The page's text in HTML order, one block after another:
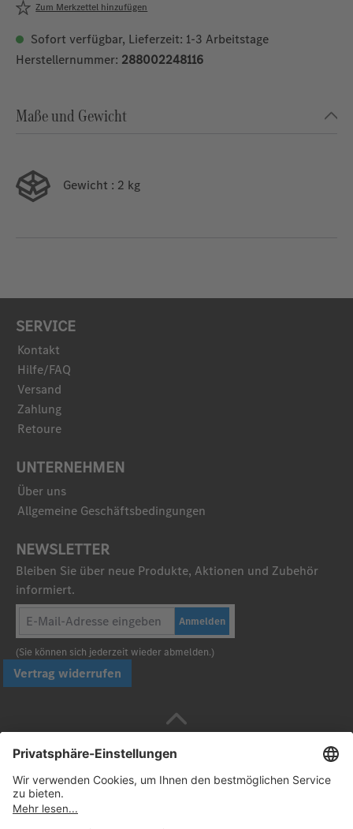
Zum Merkzettel hinzufügen
Sofort verfügbar, Lieferzeit: 1-3 Arbeitstage
Herstellernummer: 288002248116
Maße und Gewicht
Gewicht : 2 kg
SERVICE
Kontakt
Hilfe/FAQ
Versand
Zahlung
Retoure
UNTERNEHMEN
Über uns
Allgemeine Geschäftsbedingungen
NEWSLETTER
Bleiben Sie über neue Produkte, Aktionen und Zubehör
informiert.
Anmelden
(Sie können sich jederzeit wieder abmelden.)
Vertrag widerrufen
Sicher bezahlen mit